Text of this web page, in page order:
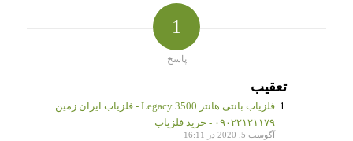
1
پاسخ
تعقیب
فلزیاب بانتی هانتر Legacy 3500 - فلزیاب ایران زمین
۰۹۰۲۲۱۲۱۱۷۹ - خرید فلزیاب
آگوست 5, 2020 در 16:11